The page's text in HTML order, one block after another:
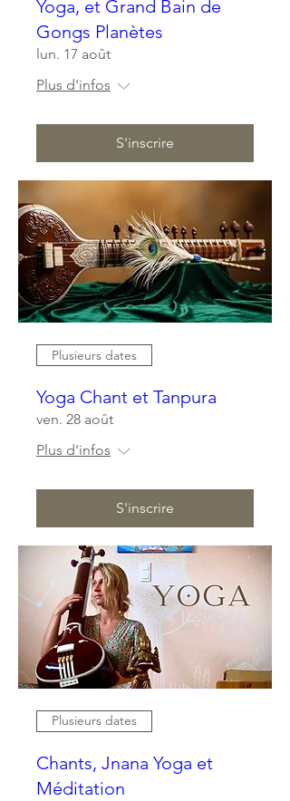
Yoga, et Grand Bain de
Gongs Planètes
lun. 17 août
Plus d'infos
S'inscrire
Plusieurs dates
Yoga Chant et Tanpura
ven. 28 août
Plus d'infos
S'inscrire
Plusieurs dates
Chants, Jnana Yoga et
Méditation